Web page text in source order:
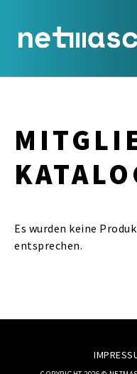
springen
Es wurden keine
entsprechen.